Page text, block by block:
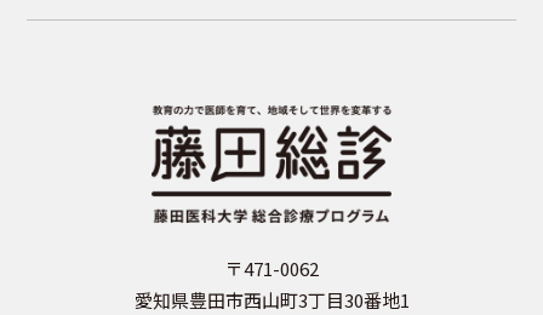
〒471-0062
愛知県豊田市西山町3丁目30番地1